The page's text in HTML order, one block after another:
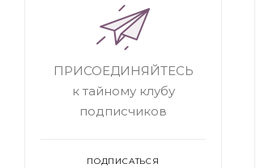
ПРИСОЕДИНЯЙТЕСЬ
к тайному клубу
подписчиков
ПОДПИСАТЬСЯ